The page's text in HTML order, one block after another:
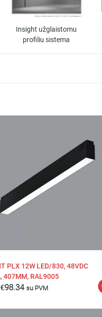
Insight užglaistomu
profiliu sistema
PLX 12W LED/830, 48VDC
407MM, RAL9005
€98.34 su PVM